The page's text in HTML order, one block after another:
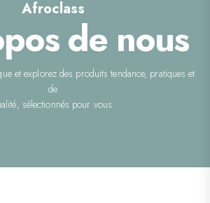
Afroclass
de nous
et explorez des produits tendance, pratiques et
de
sélectionnés pour vous.